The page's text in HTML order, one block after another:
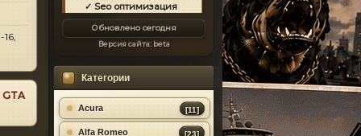
GTA
✓ Seo оптимизация
✓ Загрузка страниц
✓ Моды
✓ Главная
✓ Репутация
✓ Золотой коммент
✓ Футер
✓ Форум
Обновлено сегодня
Версия сайта: beta
Категории
Acura [11]
Alfa Romeo [23]